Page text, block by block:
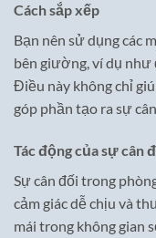
Cách sắp xếp
Bạn nên sử dụng các
bên giường, ví dụ như
Điều này không chỉ
góp phần tạo ra sự
Tác động của sự cân
Sự cân đối trong
cảm giác dễ chịu và
mái trong không gian